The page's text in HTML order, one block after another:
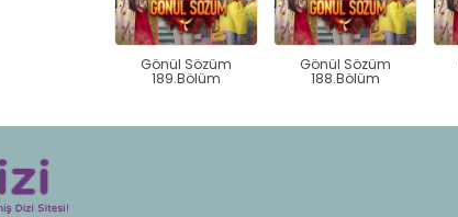
Gönül Sözüm
189.Bölüm
Gönül Sözüm
188.Bölüm